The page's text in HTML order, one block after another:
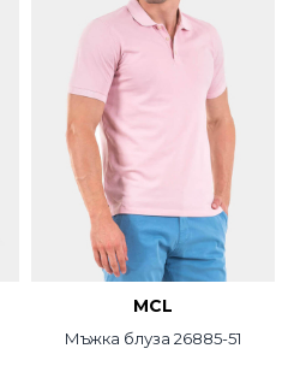
MCL
Мъжка блуза 26885-51